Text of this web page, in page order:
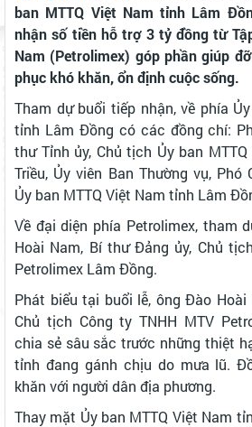
ban MTTQ Việt Nam tỉnh Lâm
nhận số tiền hỗ trợ 3 tỷ đồng từ
Nam (Petrolimex) góp phần giúp
phục khó khăn, ổn định cuộc sống.
Tham dự buổi tiếp nhận, về phía
tỉnh Lâm Đồng có các đồng chí:
thư Tỉnh ủy, Chủ tịch Ủy ban
Triều, Ủy viên Ban Thường vụ,
Ủy ban MTTQ Việt Nam tỉnh Lâm
Về đại diện phía Petrolimex, tham
Hoài Nam, Bí thư Đảng ủy, Chủ
Petrolimex Lâm Đồng.
Phát biểu tại buổi lễ, ông Đào Hoài
Chủ tịch Công ty TNHH MTV
chia sẻ sâu sắc trước những thiệt
tỉnh đang gánh chịu do mưa lũ.
khăn với người dân địa phương.
Thay mặt Ủy ban MTTQ Việt Nam